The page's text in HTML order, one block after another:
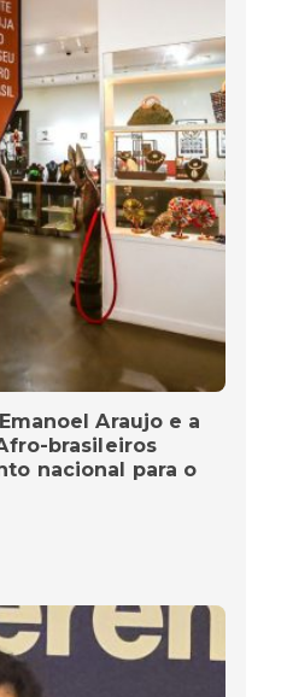
Araujo e a
brasileiros
nacional para o